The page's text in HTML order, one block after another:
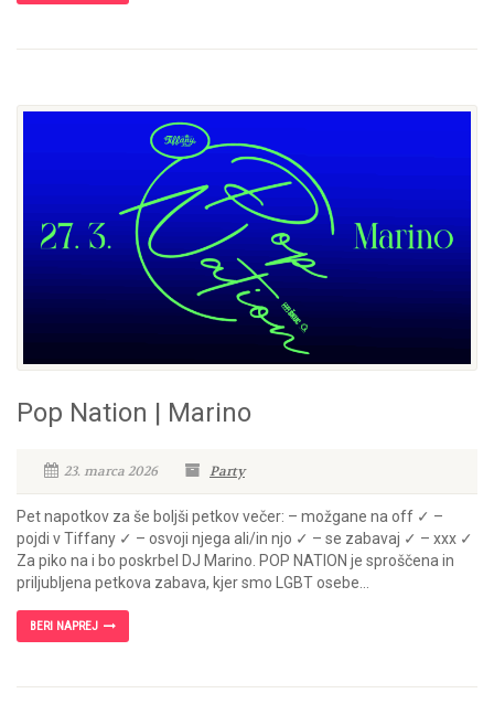
Pop Nation | Marino
23. marca 2026 Party
Pet napotkov za še boljši petkov večer: – možgane na off ✓ –
pojdi v Tiffany ✓ – osvoji njega ali/in njo ✓ – se zabavaj ✓ – xxx ✓
Za piko na i bo poskrbel DJ Marino. POP NATION je sproščena in
priljubljena petkova zabava, kjer smo LGBT osebe...
BERI NAPREJ